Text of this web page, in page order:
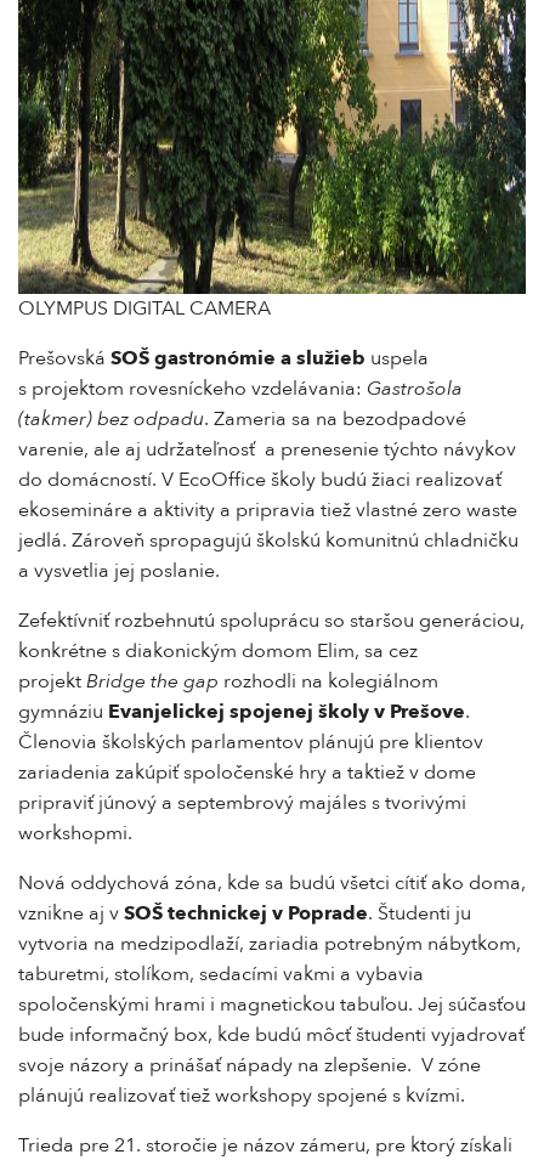
OLYMPUS DIGITAL CAMERA
Prešovská SOŠ gastronómie a služieb uspela
s projektom rovesníckeho vzdelávania: Gastrošola
(takmer) bez odpadu. Zameria sa na bezodpadové
varenie, ale aj udržateľnosť a prenesenie týchto návykov
do domácností. V EcoOffice školy budú žiaci realizovať
ekosemináre a aktivity a pripravia tiež vlastné zero waste
jedlá. Zároveň spropagujú školskú komunitnú chladničku
a vysvetlia jej poslanie.
Zefektívniť rozbehnutú spoluprácu so staršou generáciou,
konkrétne s diakonickým domom Elim, sa cez
projektBridge the gap rozhodli na kolegiálnom
gymnáziu Evanjelickej spojenej školy v Prešove.
Členovia školských parlamentov plánujú pre klientov
zariadenia zakúpiť spoločenské hry a taktiež v dome
pripraviť júnový a septembrový majáles s tvorivými
workshopmi.
Nová oddychová zóna, kde sa budú všetci cítiť ako doma,
vznikne aj vSOŠ technickej v Poprade. Študenti ju
vytvoria na medzipodlaží, zariadia potrebným nábytkom,
taburetmi, stolíkom, sedacími vakmi a vybavia
spoločenskými hrami i magnetickou tabuľou. Jej súčasťou
bude informačný box, kde budú môcť študenti vyjadrovať
svoje názory a prinášať nápady na zlepšenie. V zóne
plánujú realizovať tiež workshopy spojené s kvízmi.
Trieda pre 21. storočie je názov zámeru, pre ktorý získali